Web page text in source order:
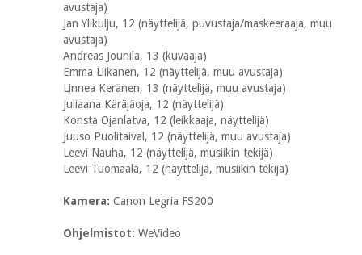
avustaja)
Jan Ylikulju, 12 (näyttelijä, puvustaja/maskeeraaja, muu
avustaja)
Andreas Jounila, 13 (kuvaaja)
Emma Liikanen, 12 (näyttelijä, muu avustaja)
Linnea Keränen, 13 (näyttelijä, muu avustaja)
Juliaana Käräjäoja, 12 (näyttelijä)
Konsta Ojanlatva, 12 (leikkaaja, näyttelijä)
Juuso Puolitaival, 12 (näyttelijä, muu avustaja)
Leevi Nauha, 12 (näyttelijä, musiikin tekijä)
Leevi Tuomaala, 12 (näyttelijä, musiikin tekijä)
Kamera: Canon Legria FS200
Ohjelmistot: WeVideo